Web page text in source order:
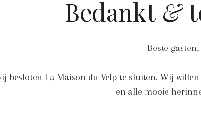
Bedankt&
Beste gasten,
besloten La Maison du Velp te sluiten. Wij
en alle mooie